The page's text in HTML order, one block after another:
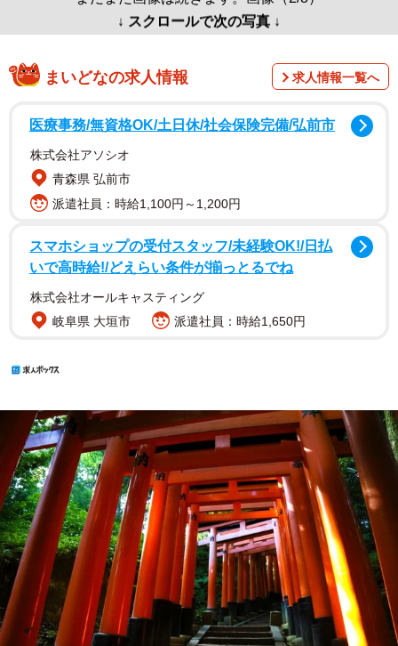
↓ スクロールで次の写真 ↓
まいどなの求人情報 求人情報一覧へ
医療事務/無資格OK/土日休/社会保険完備/弘前市
株式会社アソシオ
青森県 弘前市
派遣社員：時給1,100円～1,200円
スマホショップの受付スタッフ/未経験OK!/日払
いで高時給!/どえらい条件が揃っとるでね
株式会社オールキャスティング
岐阜県 大垣市
派遣社員：時給1,650円